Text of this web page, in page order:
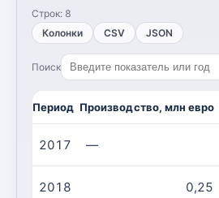
Строк: 8
Колонки
CSV JSON
Поиск
Период Производство, млн евро
2017 —
2018 0,25